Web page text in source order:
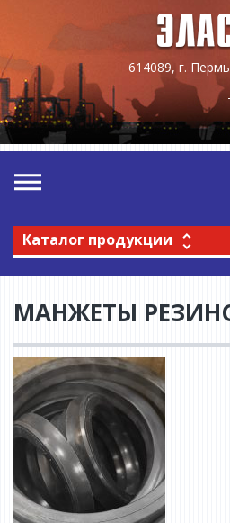
614089, г.
Каталог продукции
МАНЖЕТЫ